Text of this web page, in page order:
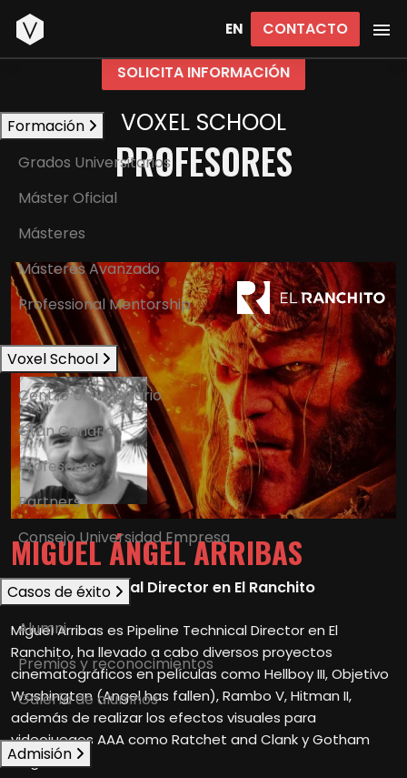
EN CONTACTO
Inicio
SOLICITA INFORMACIÓN
Formación
Grados Universitarios
Máster Oficial
Másteres
Másteres Avanzado
Professional Mentorship
Voxel School
Centro Universitario
Gran Canaria
Profesores
Partners
Consejo Universidad Empresa
Casos de éxito
Alumni
Premios y reconocimientos
Galería de alumnos
Admisión
VOXEL SCHOOL
PROFESORES
MIGUEL ÁNGEL ARRIBAS
Pipeline Technical Director en El Ranchito
Miguel Arribas es Pipeline Technical Director en El
Ranchito, ha llevado a cabo diversos proyectos
cinematográficos en películas como Hellboy III, Objetivo
Washington (Angel has fallen), Rambo V, Hitman II,
además de realizar los efectos visuales para
videojuegos AAA como Ratchet and Clank y Gotham
Knights.